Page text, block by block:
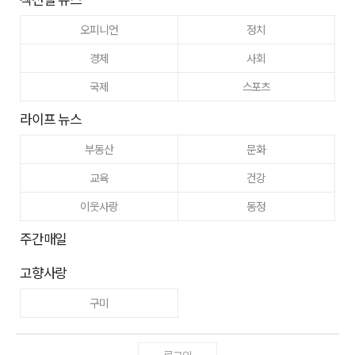
오피니언
정치
경제
사회
국제
스포츠
라이프 뉴스
부동산
문화
교육
건강
이웃사랑
동정
주간매일
고향사랑
구미